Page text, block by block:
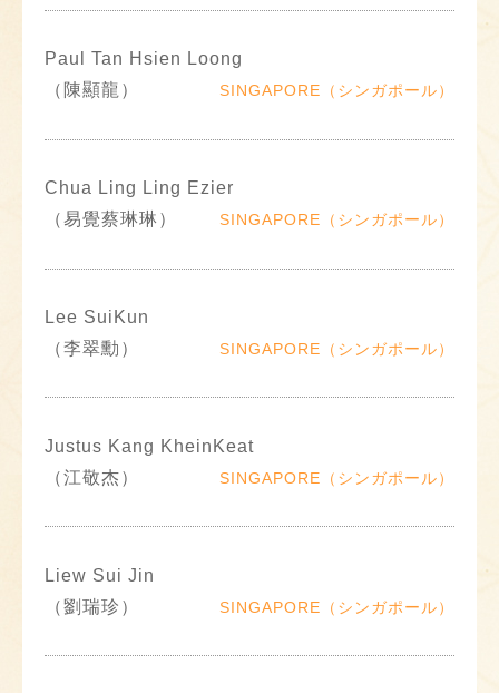
Paul Tan Hsien Loong
（陳顯龍）
SINGAPORE（シンガポール）
Chua Ling Ling Ezier
（易覺蔡琳琳）
SINGAPORE（シンガポール）
Lee SuiKun
（李翠勳）
SINGAPORE（シンガポール）
Justus Kang KheinKeat
（江敬杰）
SINGAPORE（シンガポール）
Liew Sui Jin
（劉瑞珍）
SINGAPORE（シンガポール）